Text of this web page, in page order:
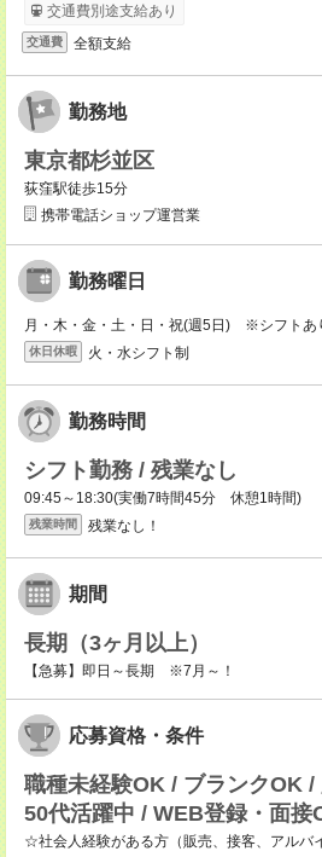
交通費別途支給あり
交通費 全額支給
勤務地
東京都杉並区
荻窪駅徒歩15分
携帯電話ショップ運営業
勤務曜日
月・木・金・土・日・祝(週5日) ※シフト
休日休暇 火・水シフト制
勤務時間
シフト勤務 / 残業なし
09:45～18:30(実働7時間45分 休憩1時間)
残業時間 残業なし！
期間
長期（3ヶ月以上）
【急募】即日～長期 ※7月～！
応募資格・条件
職種未経験OK / ブランクOK /
50代活躍中 / WEB登録・面接
☆社会人経験がある方（販売、接客、アルバ